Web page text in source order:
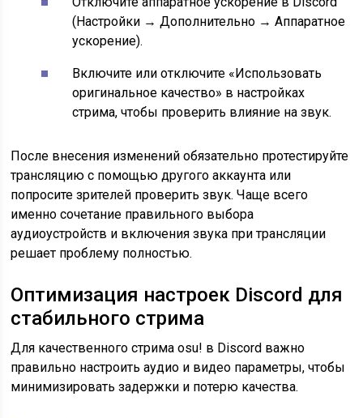
(Настройки → Дополнительно → Аппаратное
ускорение).
Включите или отключите «Использовать
оригинальное качество» в настройках
стрима, чтобы проверить влияние на звук.
После внесения изменений обязательно протестируйте
трансляцию с помощью другого аккаунта или
попросите зрителей проверить звук. Чаще всего
именно сочетание правильного выбора
аудиоустройств и включения звука при трансляции
решает проблему полностью.
Оптимизация настроек Discord для
стабильного стрима
Для качественного стрима osu! в Discord важно
правильно настроить аудио и видео параметры, чтобы
минимизировать задержки и потерю качества.